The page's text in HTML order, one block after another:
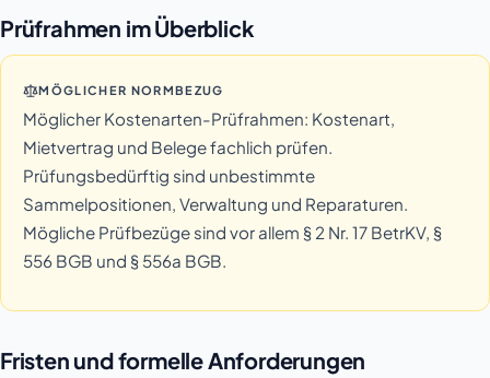
Prüfrahmen im Überblick
MÖGLICHER NORMBEZUG
Möglicher Kostenarten-Prüfrahmen: Kostenart,
Mietvertrag und Belege fachlich prüfen.
Prüfungsbedürftig sind unbestimmte
Sammelpositionen, Verwaltung und Reparaturen.
Mögliche Prüfbezüge sind vor allem § 2 Nr. 17 BetrKV, §
556 BGB und § 556a BGB.
Fristen und formelle Anforderungen